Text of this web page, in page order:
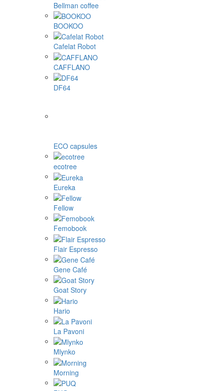
Bellman coffee
BOOKOO
Cafelat Robot
CAFFLANO
DF64
ECO capsules
ecotree
Eureka
Fellow
Femobook
Flair Espresso
Gene Café
Goat Story
Hario
La Pavoni
Mlynko
Morning